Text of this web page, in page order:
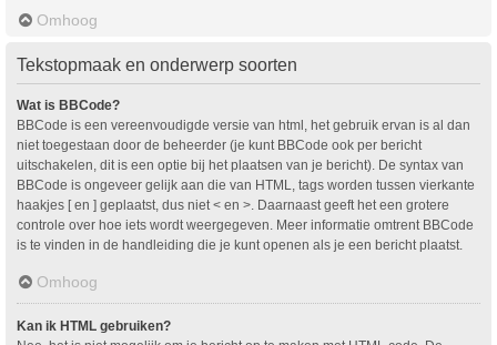
Omhoog
Tekstopmaak en onderwerp soorten
Wat is BBCode?
BBCode is een vereenvoudigde versie van html, het gebruik ervan is al dan
niet toegestaan door de beheerder (je kunt BBCode ook per bericht
uitschakelen, dit is een optie bij het plaatsen van je bericht). De syntax van
BBCode is ongeveer gelijk aan die van HTML, tags worden tussen vierkante
haakjes [ en ] geplaatst, dus niet < en >. Daarnaast geeft het een grotere
controle over hoe iets wordt weergegeven. Meer informatie omtrent BBCode
is te vinden in de handleiding die je kunt openen als je een bericht plaatst.
Omhoog
Kan ik HTML gebruiken?